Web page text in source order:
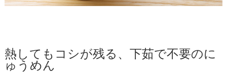
熱してもコシが残る、下茹で不要のに
ゅうめん